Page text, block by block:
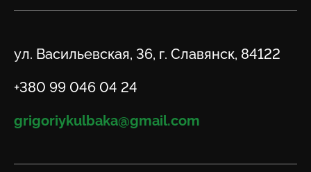
Адрес
ул. Васильевская, 36, г. Славянск, 84122
Телефон
+380 99 046 04 24
Email
grigoriykulbaka@gmail.com